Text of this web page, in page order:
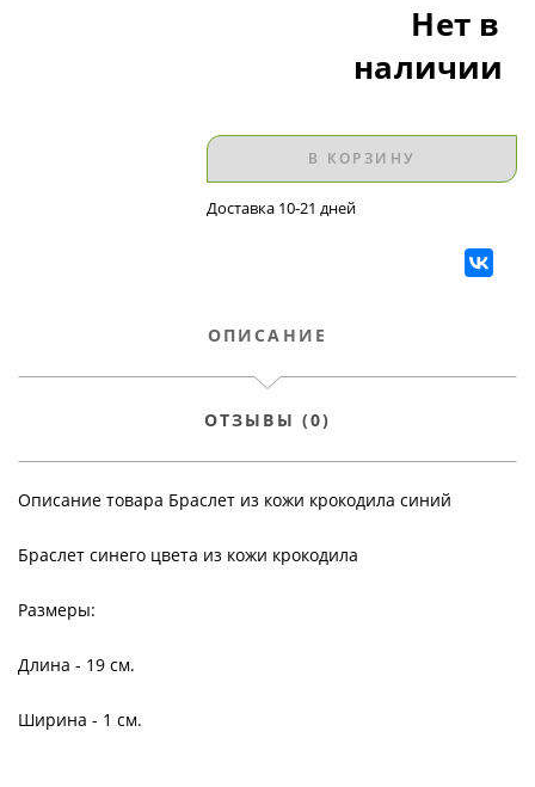
Нет в
наличии
В КОРЗИНУ
Доставка 10-21 дней
ОПИСАНИЕ
ОТЗЫВЫ (0)
Описание товара Браслет из кожи крокодила синий
Браслет синего цвета из кожи крокодила
Размеры:
Длина - 19 см.
Ширина - 1 см.